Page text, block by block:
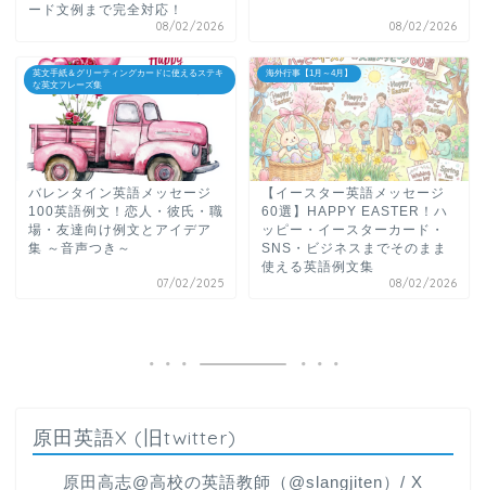
ード文例まで完全対応！
08/02/2026 08/02/2026
英文手紙＆グリーティングカードに使えるステキ
な英文フレーズ集
バレンタイン英語メッセージ
100英語例文！恋人・彼氏・職
場・友達向け例文とアイデア
集 ～音声つき～
07/02/2025
海外行事【1月～4月】
【イースター英語メッセージ
60選】HAPPY EASTER！ハ
ッピー・イースターカード・
SNS・ビジネスまでそのまま
使える英語例文集
08/02/2026
原田英語X (旧twitter)
原田高志@高校の英語教師（@slangjiten）/ X